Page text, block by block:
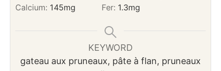
Calcium: 145mg Fer: 1.3mg
KEYWORD
gateau aux pruneaux, pâte à flan, pruneaux